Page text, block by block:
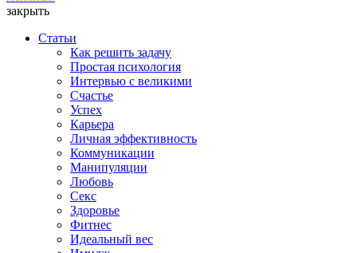
закрыть
Статьи
Как решить задачу
Простая психология
Интервью с великими
Счастье
Успех
Карьера
Личная эффективность
Коммуникации
Манипуляции
Любовь
Секс
Здоровье
Фитнес
Идеальный вес